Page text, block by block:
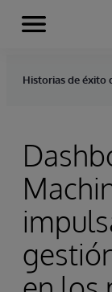
Skip to content
Secciones
Historias de éxito